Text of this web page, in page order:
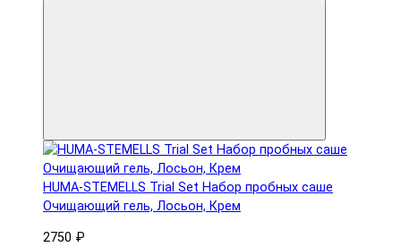
HUMA-STEMELLS Trial Set Набор пробных саше
Очищающий гель, Лосьон, Крем
2750 ₽